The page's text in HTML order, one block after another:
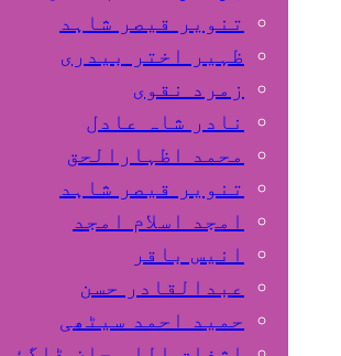
تنویر قیصر شاہد
ظہیر اختر بیدری
زمرد نقوی
نادر شاہ عادل
محمد اظہارالحق
تنویر قیصر شاہد
امجد اسلام امجد
انیس باقر
عبدالقادر حسن
حمید احمد سیٹھی